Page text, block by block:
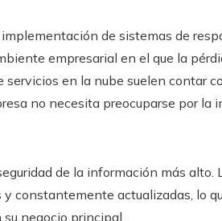
de sistemas de
empresarial en el que la
en la nube suelen contar
no necesita preocuparse por la
de la información más alto.
constantemente actualizadas, lo
negocio principal.